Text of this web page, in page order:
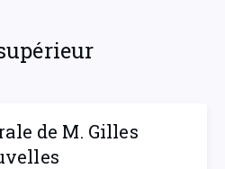
de M. Gilles